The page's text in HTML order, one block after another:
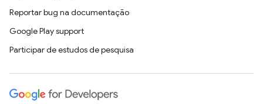
Reportar bug na documentação
Google Play support
Participar de estudos de pesquisa